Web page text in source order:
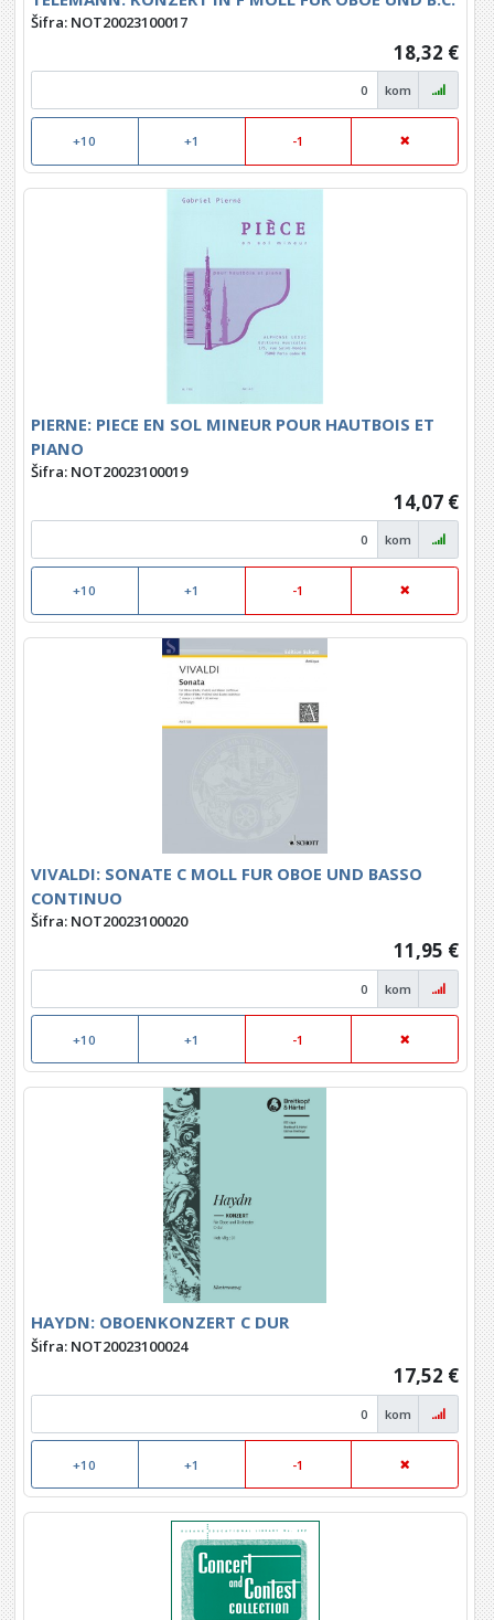
Šifra: NOT20023100017
18,32 €
kom
+10 +1 -1
PIERNE: PIECE EN SOL MINEUR POUR HAUTBOIS ET
PIANO
Šifra: NOT20023100019
14,07 €
kom
+10 +1 -1
VIVALDI: SONATE C MOLL FUR OBOE UND BASSO
CONTINUO
Šifra: NOT20023100020
11,95 €
kom
+10 +1 -1
HAYDN: OBOENKONZERT C DUR
Šifra: NOT20023100024
17,52 €
kom
+10 +1 -1